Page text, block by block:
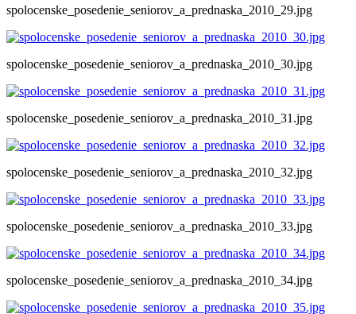
spolocenske_posedenie_seniorov_a_prednaska_2010_29.jpg
spolocenske_posedenie_seniorov_a_prednaska_2010_30.jpg
spolocenske_posedenie_seniorov_a_prednaska_2010_31.jpg
spolocenske_posedenie_seniorov_a_prednaska_2010_32.jpg
spolocenske_posedenie_seniorov_a_prednaska_2010_33.jpg
spolocenske_posedenie_seniorov_a_prednaska_2010_34.jpg